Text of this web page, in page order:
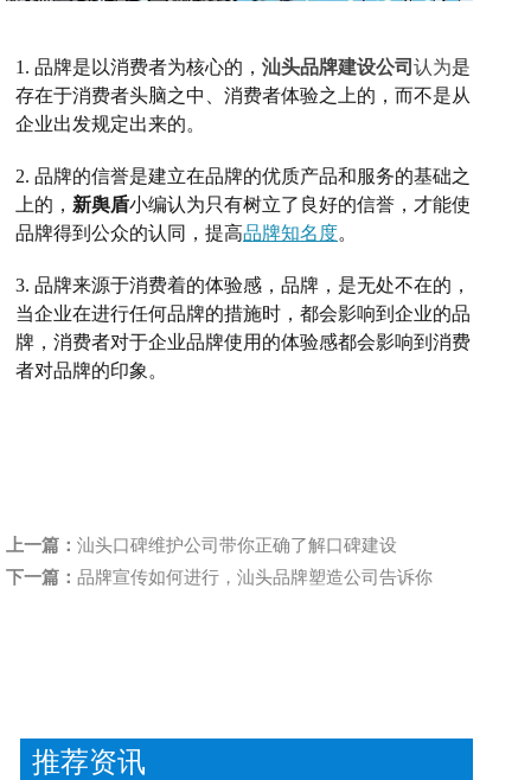
1. 品牌是以消费者为核心的 ， 汕头品牌建设公司 认为是
存在于消费者头脑之中、消费者体验之上的，而不是从
企业出发规定出来的。
2. 品牌的信誉是建立在品牌的优质产品和服务的基础之
上的， 新舆盾小编认为只有树立了良好的信誉，才能使
品牌得到公众的认同，提高品牌知名度。
3. 品牌来源于消费着的体验感， 品牌，是无处不在的 ，
当企业在进行任何品牌的措施时，都会影响到企业的品
牌，消费者对于企业品牌使用的体验感都会影响到消费
者对品牌的印象。
上一篇： 汕头口碑维护公司带你正确了解口碑建设
下一篇： 品牌宣传如何进行，汕头品牌塑造公司告诉你
推荐资讯